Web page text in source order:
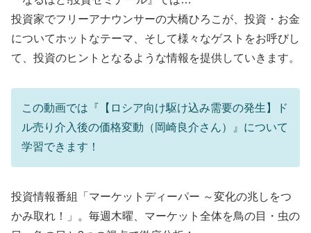
投資家でフリーアナウンサーの大橋ひろこが、投資・お金
についてホットなテーマ、そして様々なゲストをお呼びし
て、投資のヒントとなるような情報を提供していきます。
この動画では『【ロシア向け駆け込み需要の発生】ド
ル売り介入後の価格変動（岡崎良介さん）』について
学習できます！
投資情報番組「マーケットディーパー ～変化の兆しをつ
かみ取れ！」。毎週木曜、マーケット全体を鳥の目・虫の